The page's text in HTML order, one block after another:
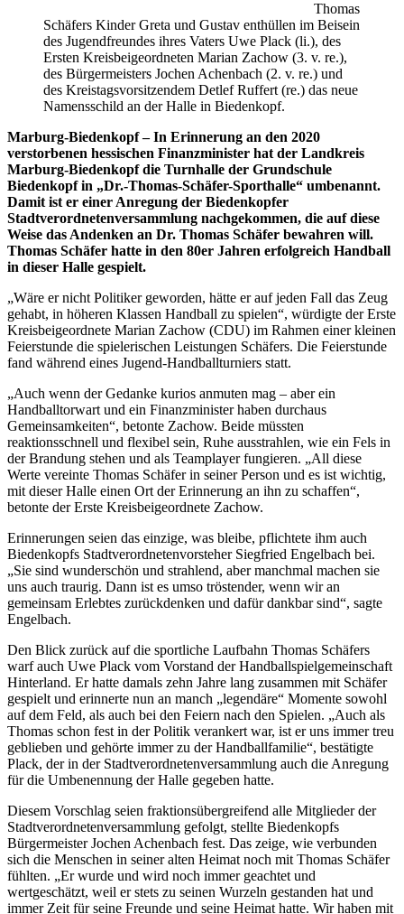
Thomas
Schäfers Kinder Greta und Gustav enthüllen im Beisein
des Jugendfreundes ihres Vaters Uwe Plack (li.), des
Ersten Kreisbeigeordneten Marian Zachow (3. v. re.),
des Bürgermeisters Jochen Achenbach (2. v. re.) und
des Kreistagsvorsitzendem Detlef Ruffert (re.) das neue
Namensschild an der Halle in Biedenkopf.
Marburg-Biedenkopf – In Erinnerung an den 2020
verstorbenen hessischen Finanzminister hat der Landkreis
Marburg-Biedenkopf die Turnhalle der Grundschule
Biedenkopf in „Dr.-Thomas-Schäfer-Sporthalle“ umbenannt.
Damit ist er einer Anregung der Biedenkopfer
Stadtverordnetenversammlung nachgekommen, die auf diese
Weise das Andenken an Dr. Thomas Schäfer bewahren will.
Thomas Schäfer hatte in den 80er Jahren erfolgreich Handball
in dieser Halle gespielt.
„Wäre er nicht Politiker geworden, hätte er auf jeden Fall das Zeug
gehabt, in höheren Klassen Handball zu spielen“, würdigte der Erste
Kreisbeigeordnete Marian Zachow (CDU) im Rahmen einer kleinen
Feierstunde die spielerischen Leistungen Schäfers. Die Feierstunde
fand während eines Jugend-Handballturniers statt.
„Auch wenn der Gedanke kurios anmuten mag – aber ein
Handballtorwart und ein Finanzminister haben durchaus
Gemeinsamkeiten“, betonte Zachow. Beide müssten
reaktionsschnell und flexibel sein, Ruhe ausstrahlen, wie ein Fels in
der Brandung stehen und als Teamplayer fungieren. „All diese
Werte vereinte Thomas Schäfer in seiner Person und es ist wichtig,
mit dieser Halle einen Ort der Erinnerung an ihn zu schaffen“,
betonte der Erste Kreisbeigeordnete Zachow.
Erinnerungen seien das einzige, was bleibe, pflichtete ihm auch
Biedenkopfs Stadtverordnetenvorsteher Siegfried Engelbach bei.
„Sie sind wunderschön und strahlend, aber manchmal machen sie
uns auch traurig. Dann ist es umso tröstender, wenn wir an
gemeinsam Erlebtes zurückdenken und dafür dankbar sind“, sagte
Engelbach.
Den Blick zurück auf die sportliche Laufbahn Thomas Schäfers
warf auch Uwe Plack vom Vorstand der Handballspielgemeinschaft
Hinterland. Er hatte damals zehn Jahre lang zusammen mit Schäfer
gespielt und erinnerte nun an manch „legendäre“ Momente sowohl
auf dem Feld, als auch bei den Feiern nach den Spielen. „Auch als
Thomas schon fest in der Politik verankert war, ist er uns immer treu
geblieben und gehörte immer zu der Handballfamilie“, bestätigte
Plack, der in der Stadtverordnetenversammlung auch die Anregung
für die Umbenennung der Halle gegeben hatte.
Diesem Vorschlag seien fraktionsübergreifend alle Mitglieder der
Stadtverordnetenversammlung gefolgt, stellte Biedenkopfs
Bürgermeister Jochen Achenbach fest. Das zeige, wie verbunden
sich die Menschen in seiner alten Heimat noch mit Thomas Schäfer
fühlten. „Er wurde und wird noch immer geachtet und
wertgeschätzt, weil er stets zu seinen Wurzeln gestanden hat und
immer Zeit für seine Freunde und seine Heimat hatte. Wir haben mit